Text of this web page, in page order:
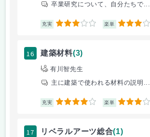
卒業研究について、自分たちで...
充実 3 楽単 3
16 建築材料(3)
有川智先生
主に建築で使われる材料の説明...
充実 4 楽単 3
17 リベラルアーツ総合(1)